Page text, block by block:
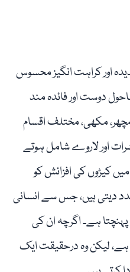
اور کراہت انگیز محسوس
دوست اور فائدہ مند
مکھی، مختلف اقسام
اور لاروے شامل ہوتے
کیڑوں کی افزائش کو
دیتی ہیں، جس سے انسانی
ہے۔ اگرچہ ان کی
لیکن وہ درحقیقت ایک